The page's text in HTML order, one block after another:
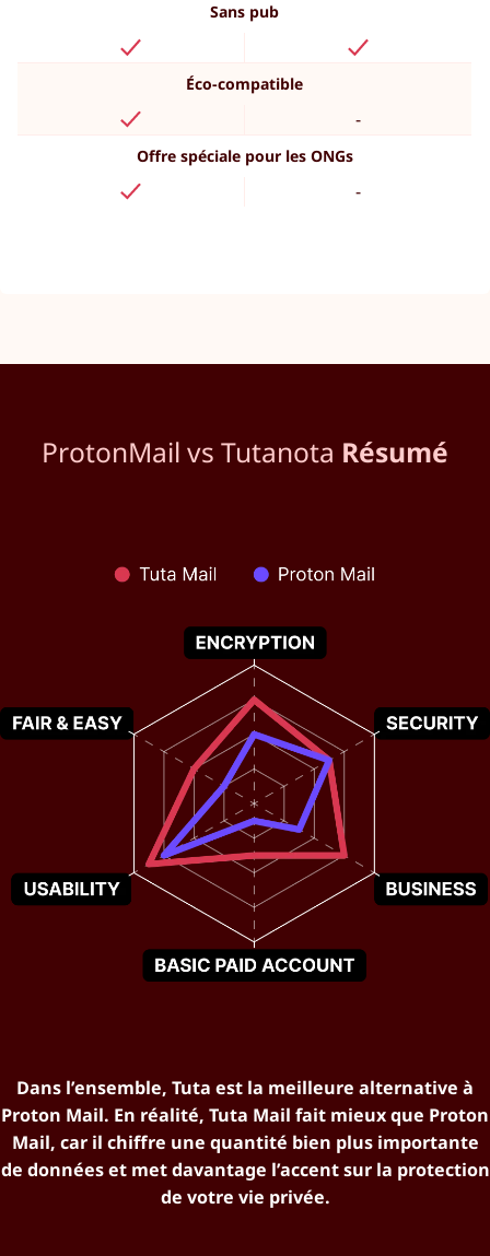
Sans pub
Éco-compatible
-
Offre spéciale pour les ONGs
-
ProtonMail vs Tutanota Résumé
Dans l’ensemble, Tuta est la meilleure alternative à
Proton Mail. En réalité, Tuta Mail fait mieux que Proton
Mail, car il chiffre une quantité bien plus importante
de données et met davantage l’accent sur la protection
de votre vie privée.